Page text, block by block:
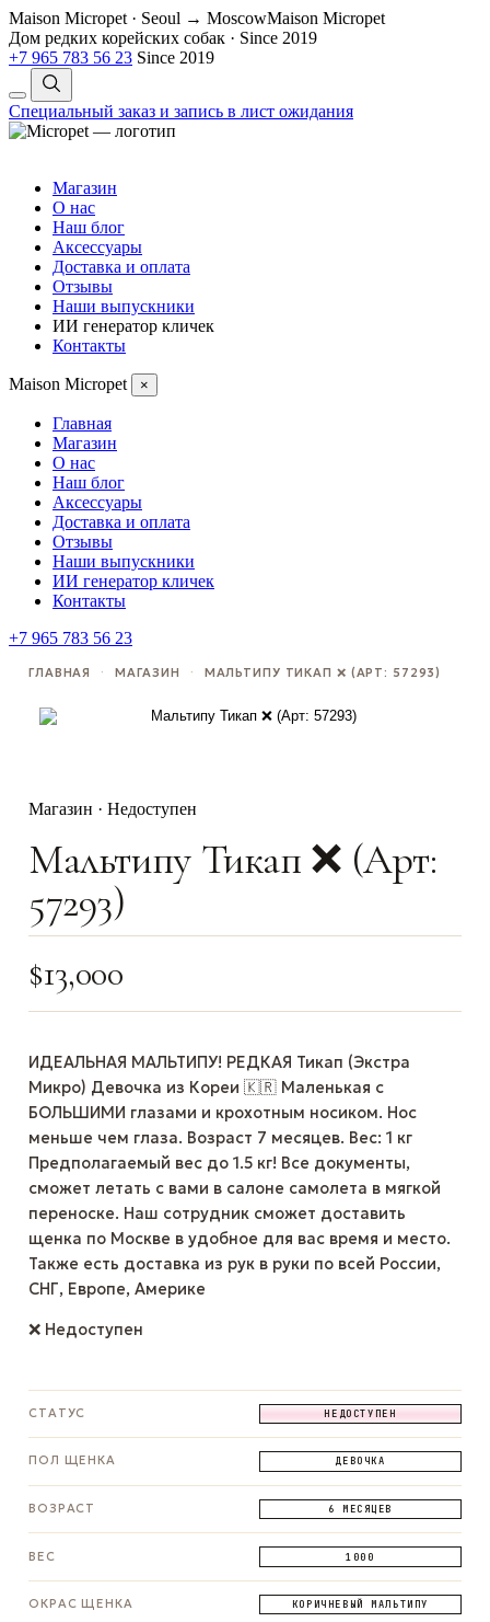
Maison Micropet · Seoul → MoscowMaison Micropet
Дом редких корейских собак · Since 2019
+7 965 783 56 23 Since 2019
Специальный заказ и запись в лист ожидания
Магазин
О нас
Наш блог
Аксессуары
Доставка и оплата
Отзывы
Наши выпускники
ИИ генератор кличек
Контакты
Maison Micropet ×
Главная
Магазин
О нас
Наш блог
Аксессуары
Доставка и оплата
Отзывы
Наши выпускники
ИИ генератор кличек
Контакты
+7 965 783 56 23
ГЛАВНАЯ · МАГАЗИН · МАЛЬТИПУ ТИКАП ❌ (АРТ: 57293)
Магазин · Недоступен
Мальтипу Тикап ❌ (Арт:
57293)
$13,000
ИДЕАЛЬНАЯ МАЛЬТИПУ! РЕДКАЯ Тикап (Экстра
Микро) Девочка из Кореи 🇰🇷 Маленькая с
БОЛЬШИМИ глазами и крохотным носиком. Нос
меньше чем глаза. Возраст 7 месяцев. Вес: 1 кг
Предполагаемый вес до 1.5 кг! Все документы,
сможет летать с вами в салоне самолета в мягкой
переноске. Наш сотрудник сможет доставить
щенка по Москве в удобное для вас время и место.
Также есть доставка из рук в руки по всей России,
СНГ, Европе, Америке
❌ Недоступен
СТАТУС НЕДОСТУПЕН
ПОЛ ЩЕНКА ДЕВОЧКА
ВОЗРАСТ 6 МЕСЯЦЕВ
ВЕС 1000
ОКРАС ЩЕНКА КОРИЧНЕВЫЙ МАЛЬТИПУ